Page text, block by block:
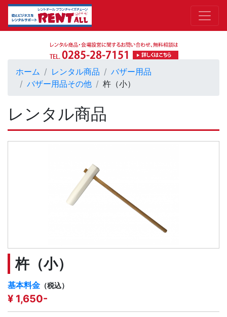
ホーム レンタル商品
バザー用品
バザー用品その他
杵（小）
レンタル商品
杵（小）
基本料金 （税込）
¥ 1,650-